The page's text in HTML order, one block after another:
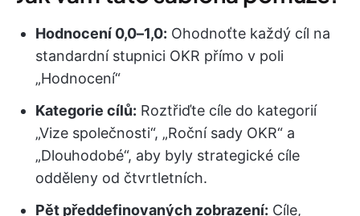
Hodnocení 0,0–1,0: Ohodnoťte každý cíl na
standardní stupnici OKR přímo v poli
„Hodnocení“
Kategorie cílů: Roztřiďte cíle do kategorií
„Vize společnosti“, „Roční sady OKR“ a
„Dlouhodobé“, aby byly strategické cíle
odděleny od čtvrtletních.
Pět předdefinovaných zobrazení: Cíle,